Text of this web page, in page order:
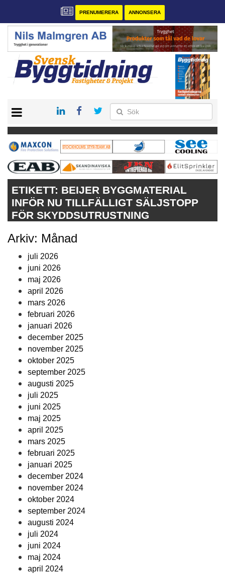
PRENUMERERA ANNONSERA
PRENUMERERA
VÅRA ANDRA MAGASIN
ANNONSERA
KONTAKT
ETIKETT: BEIJER BYGGMATERIAL
INFÖR NU TILLFÄLLIGT SÄLJSTOPP
FÖR SKYDDSUTRUSTNING
Arkiv: Månad
juli 2026
juni 2026
maj 2026
april 2026
mars 2026
februari 2026
januari 2026
december 2025
november 2025
oktober 2025
september 2025
augusti 2025
juli 2025
juni 2025
maj 2025
april 2025
mars 2025
februari 2025
januari 2025
december 2024
november 2024
oktober 2024
september 2024
augusti 2024
juli 2024
juni 2024
maj 2024
april 2024